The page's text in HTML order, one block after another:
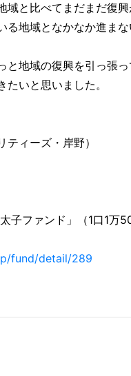
域と比べてまだまだ復興
る地域となかなか進ま
と地域の復興を引っ張っ
いと思いました。
ティーズ・岸野）
子ファンド」（1口1万
fund/detail/289